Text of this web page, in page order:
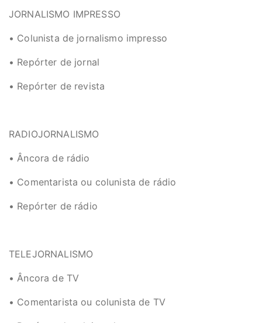
JORNALISMO IMPRESSO
• Colunista de jornalismo impresso
• Repórter de jornal
• Repórter de revista
RADIOJORNALISMO
• Âncora de rádio
• Comentarista ou colunista de rádio
• Repórter de rádio
TELEJORNALISMO
• Âncora de TV
• Comentarista ou colunista de TV